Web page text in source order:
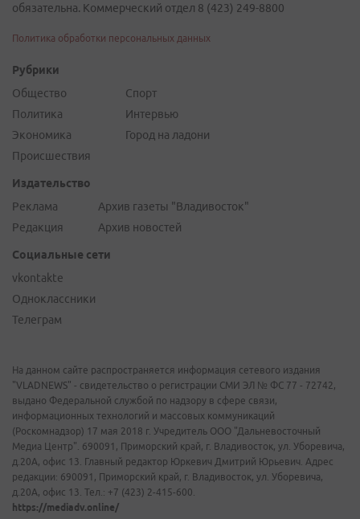
обязательна. Коммерческий отдел 8 (423) 249-8800
Политика обработки персональных данных
Рубрики
Общество
Политика
Экономика
Происшествия
Спорт
Интервью
Город на ладони
Издательство
Реклама
Редакция
Архив газеты "Владивосток"
Архив новостей
Социальные сети
vkontakte
Одноклассники
Телеграм
На данном сайте распространяется информация сетевого издания
"VLADNEWS" - свидетельство о регистрации СМИ ЭЛ № ФС 77 - 72742,
выдано Федеральной службой по надзору в сфере связи,
информационных технологий и массовых коммуникаций
(Роскомнадзор) 17 мая 2018 г. Учредитель ООО "Дальневосточный
Медиа Центр". 690091, Приморский край, г. Владивосток, ул. Уборевича,
д.20А, офис 13. Главный редактор Юркевич Дмитрий Юрьевич. Адрес
редакции: 690091, Приморский край, г. Владивосток, ул. Уборевича,
д.20А, офис 13. Тел.: +7 (423) 2-415-600.
https://mediadv.online/